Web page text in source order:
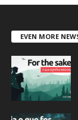
EVEN MORE